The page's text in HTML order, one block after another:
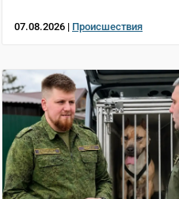
07.08.2026 | Происшествия